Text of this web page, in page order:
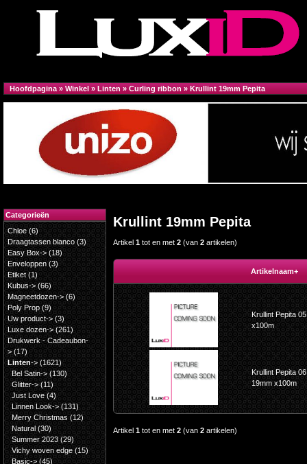
Hoofdpagina » Winkel » Linten » Curling ribbon » Krullint 19mm Pepita
Krullint 19mm Pepita
Artikel 1 tot en met 2 (van 2 artikelen)
Artikelnaam+
Krullint Pepita
x100m
Krullint Pepita
19mm x100m
Artikel 1 tot en met 2 (van 2 artikelen)
Categorieën
Chloe(6)
Draagtassen blanco (3)
Easy Box-> (18)
Enveloppen(3)
Etiket (1)
Kubus->(66)
Magneetdozen->(6)
Poly Prop (9)
Uw product-> (3)
Luxe dozen->(261)
Drukwerk - Cadeaubon-
> (17)
Linten-> (1621)
Bel Satin-> (130)
Glitter->(11)
Just Love(4)
Linnen Look->(131)
Merry Christmas(12)
Natural (30)
Summer 2023(29)
Vichy woven edge (15)
Basic->(45)